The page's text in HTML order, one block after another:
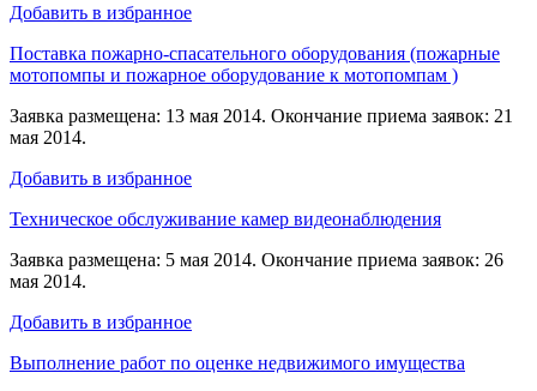
Добавить в избранное
Поставка пожарно-спасательного оборудования (пожарные
мотопомпы и пожарное оборудование к мотопомпам )
Заявка размещена: 13 мая 2014. Окончание приема заявок: 21
мая 2014.
Добавить в избранное
Техническое обслуживание камер видеонаблюдения
Заявка размещена: 5 мая 2014. Окончание приема заявок: 26
мая 2014.
Добавить в избранное
Выполнение работ по оценке недвижимого имущества